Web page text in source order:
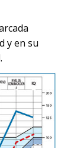
y en su